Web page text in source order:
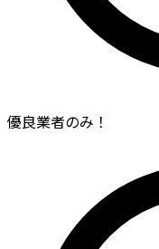
優良業者のみ！